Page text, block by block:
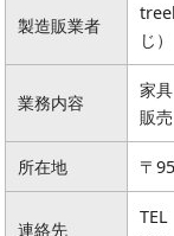
製造販業者
じ）
業務内容
家
販売
所在地 〒
連絡先